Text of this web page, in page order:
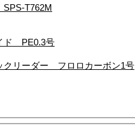
T762M
ド PE0.3号
リーダー フロロカーボン1号